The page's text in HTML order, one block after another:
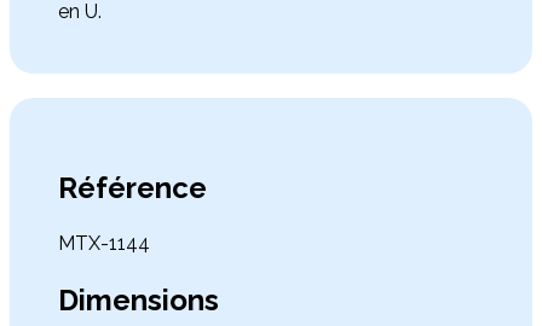
en U.
Référence
MTX-1144
Dimensions